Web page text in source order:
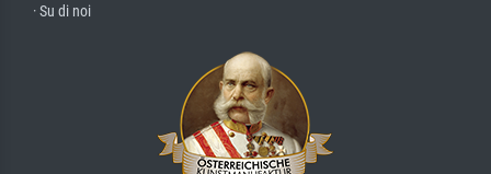
· Su di noi